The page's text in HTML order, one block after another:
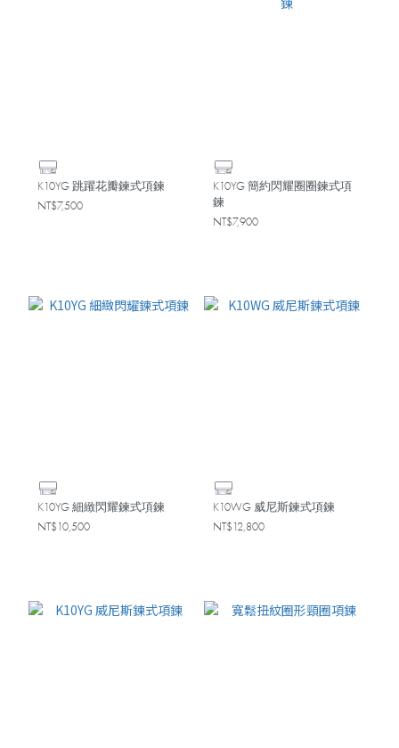
K10YG 跳躍花瓣鍊式項鍊
NT$7,500
K10YG 簡約閃耀圈圈鍊式項
鍊
NT$7,900
K10YG 細緻閃耀鍊式項鍊
NT$10,500
K10WG 威尼斯鍊式項鍊
NT$12,800